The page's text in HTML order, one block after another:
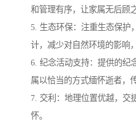
和管理有序，让家属无后顾之
5. 生态环保：注重生态保护
计，减少对自然环境的影响
6. 纪念活动支持：提供的纪
属以恰当的方式缅怀逝者，
7. 交利：地理位置优越，交
怀。